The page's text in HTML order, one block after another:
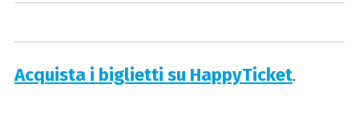
Acquista i biglietti su HappyTicket.